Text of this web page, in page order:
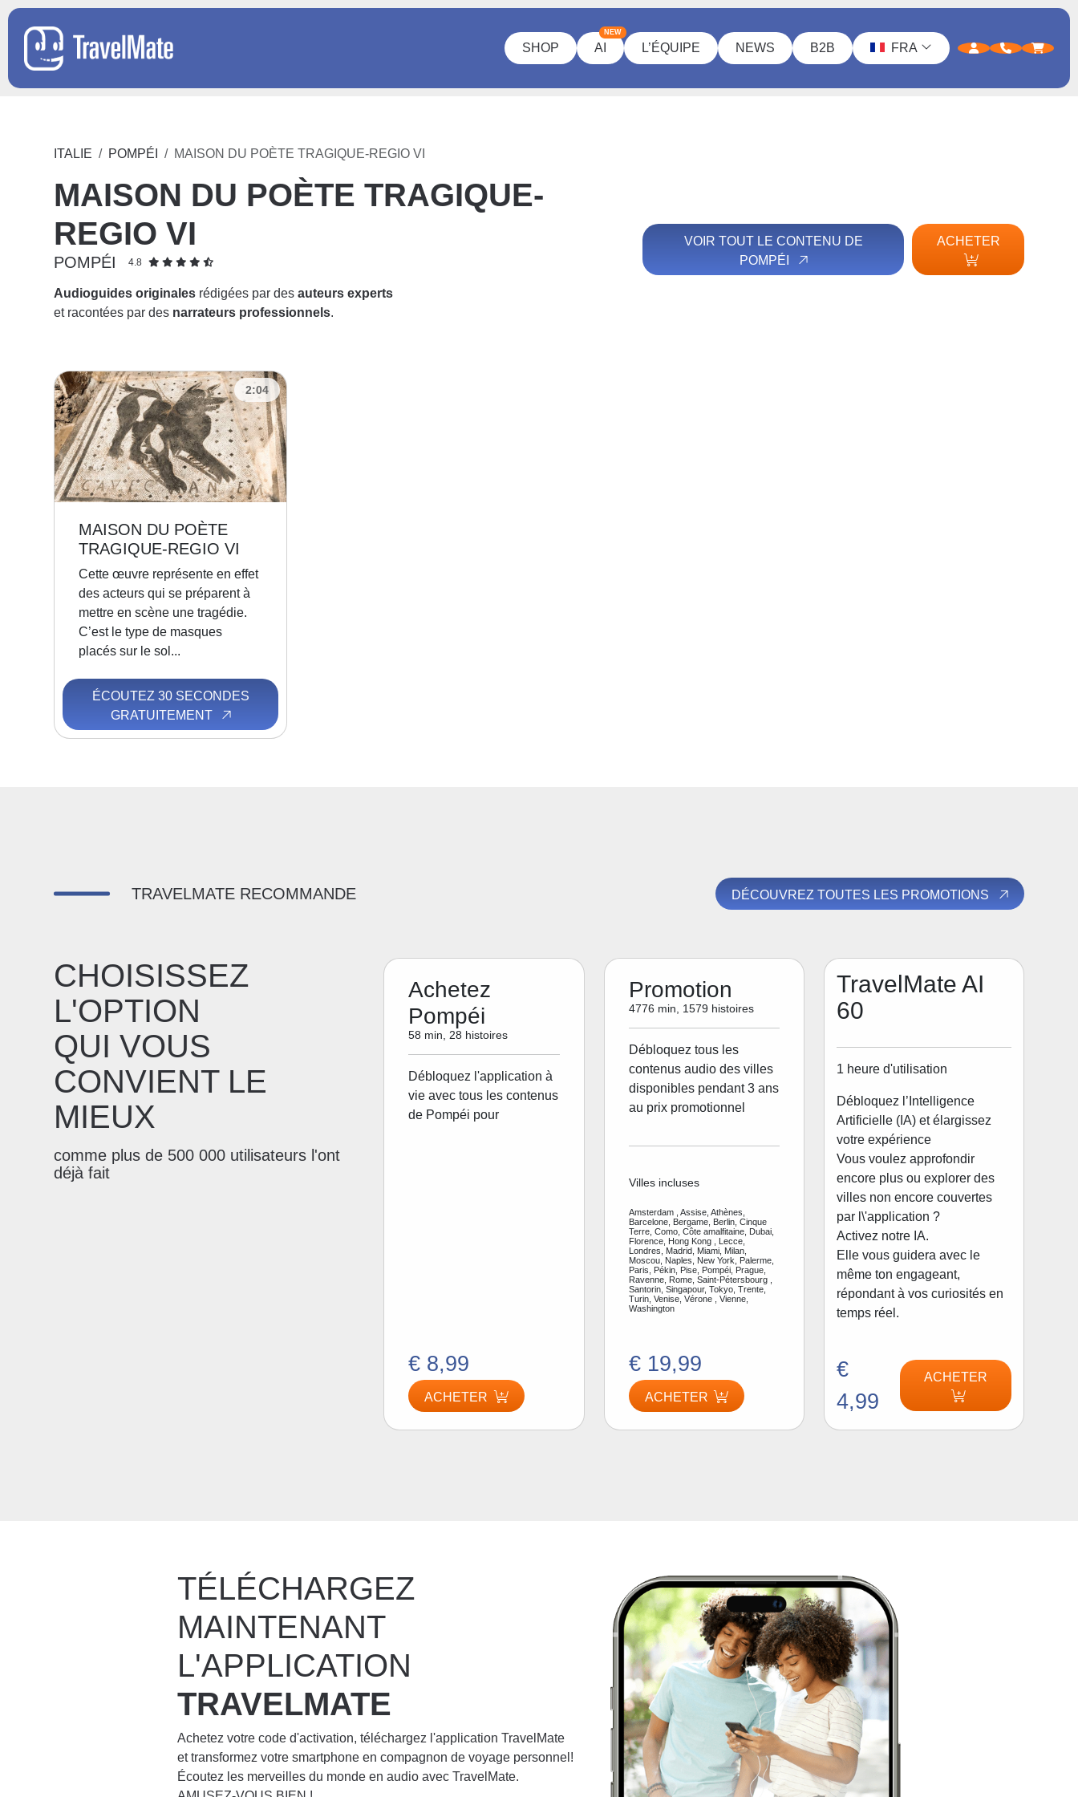
SHOP AI
NEW
L’ÉQUIPE NEWS B2B FRA
ITALIE POMPÉI MAISON DU POÈTE TRAGIQUE-REGIO VI
MAISON DU POÈTE TRAGIQUE-
REGIO VI
POMPÉI 4.8
Audioguides originales rédigées par desauteurs experts
et racontées par des narrateurs professionnels.
VOIR TOUT LE CONTENU DE
POMPÉI
ACHETER
2:04
MAISON DU POÈTE
TRAGIQUE-REGIO VI
Cette œuvre représente en effet
des acteurs qui se préparent à
mettre en scène une tragédie.
C’est le type de masques
placés sur le sol...
ÉCOUTEZ 30 SECONDES
GRATUITEMENT
TRAVELMATE RECOMMANDE DÉCOUVREZ TOUTES LES PROMOTIONS
CHOISISSEZ
L'OPTION
QUI VOUS
CONVIENT LE
MIEUX
comme plus de 500 000 utilisateurs l'ont
déjà fait
Achetez
Pompéi
58 min, 28 histoires
Débloquez l'application à
vie avec tous les contenus
de Pompéi pour
€ 8,99
ACHETER
Promotion
4776 min, 1579 histoires
Débloquez tous les
contenus audio des villes
disponibles pendant 3 ans
au prix promotionnel
Villes incluses
Amsterdam , Assise, Athènes,
Barcelone, Bergame, Berlin, Cinque
Terre, Como, Côte amalfitaine, Dubai,
Florence, Hong Kong , Lecce,
Londres, Madrid, Miami, Milan,
Moscou, Naples, New York, Palerme,
Paris, Pékin, Pise, Pompéi, Prague,
Ravenne, Rome, Saint-Pétersbourg ,
Santorin, Singapour, Tokyo, Trente,
Turin, Venise, Vérone , Vienne,
Washington
€ 19,99
ACHETER
TravelMate AI
60
1 heure d'utilisation
Débloquez l’Intelligence
Artificielle (IA) et élargissez
votre expérience
Vous voulez approfondir
encore plus ou explorer des
villes non encore couvertes
par l\'application ?
Activez notre IA.
Elle vous guidera avec le
même ton engageant,
répondant à vos curiosités en
temps réel.
€
4,99
ACHETER
TÉLÉCHARGEZ
MAINTENANT
L'APPLICATION
TRAVELMATE
Achetez votre code d'activation, téléchargez l'application TravelMate
et transformez votre smartphone en compagnon de voyage personnel!
Écoutez les merveilles du monde en audio avec TravelMate.